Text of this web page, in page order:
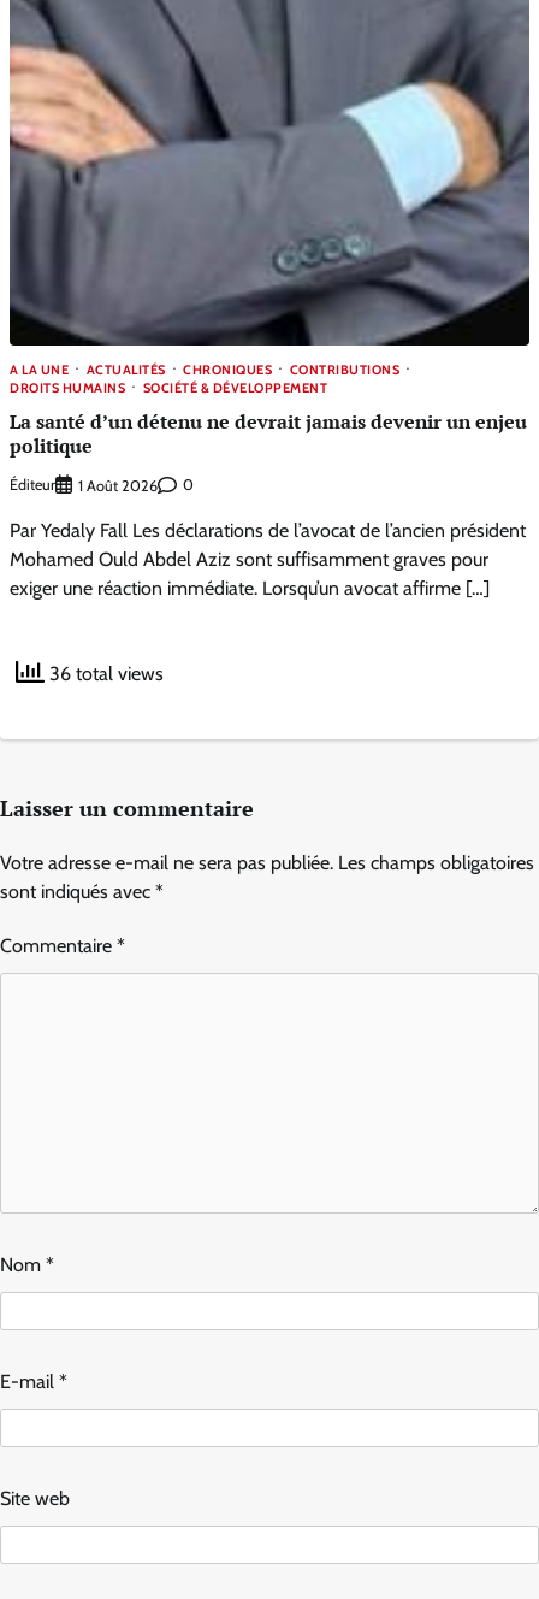
A LA UNE ACTUALITÉS CHRONIQUES
CONTRIBUTIONS
DROITS HUMAINS
SOCIÉTÉ & DÉVELOPPEMENT
La santé d’un détenu ne devrait jamais devenir un enjeu
politique
Éditeur 1 Août 2026 0
Par Yedaly Fall Les déclarations de l’avocat de l’ancien président
Mohamed Ould Abdel Aziz sont suffisamment graves pour
exiger une réaction immédiate. Lorsqu’un avocat affirme […]
36 total views
Laisser un commentaire
Votre adresse e-mail ne sera pas publiée. Les champs obligatoires
sont indiqués avec *
Commentaire *
Nom *
E-mail *
Site web